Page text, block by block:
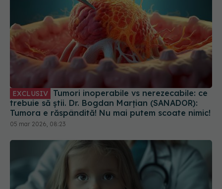
EXCLUSIV
trebuie să știi. Dr. Bogdan Marțian (SANADOR):
Tumora e răspândită! Nu mai putem scoate nimic!
05 mar 2026, 08:23